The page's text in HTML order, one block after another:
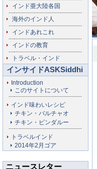
インド亜大陸各国
海外のインド人
インドあれこれ
インドの教育
トラベル・インド
インサイドASKSiddhi
Introduction
このサイトについて
インド味わいレシピ
チキン・バルチャオ
チキン・ビンダルー
トラベルインド
2014年2月ゴア
ニュースレター